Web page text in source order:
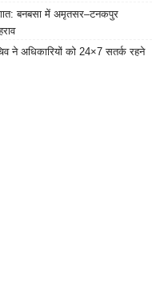
बनबसा में अमृतसर–टनकपुर
ने अधिकारियों को 24×7 सतर्क रहने